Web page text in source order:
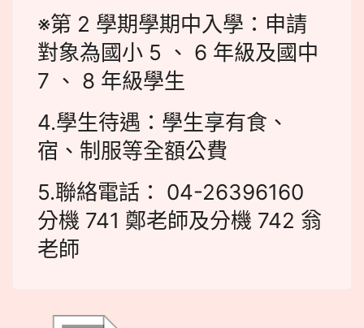
※第 2 學期學期中入學：申請
對象為國小 5 、 6 年級及國中
7 、 8 年級學生
4.學生待遇：學生享有食、
宿、制服等全額公費
5.聯絡電話： 04-26396160
分機 741 鄭老師及分機 742 翁
老師